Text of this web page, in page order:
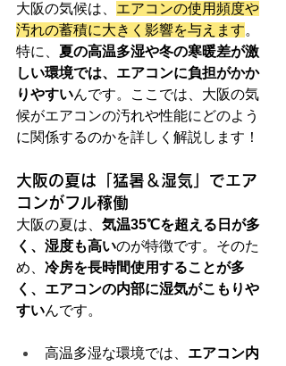
大阪の気候は、 エアコンの使用頻度や
汚れの蓄積に大きく影響を与えます。
特に、 夏の高温多湿や冬の寒暖差が激
しい環境では、エアコンに負担がかか
りやすいんです。ここでは、大阪の気
候がエアコンの汚れや性能にどのよう
に関係するのかを詳しく解説します！
大阪の夏は「猛暑＆湿気」でエア
コンがフル稼働
大阪の夏は、 気温35℃を超える日が多
く、湿度も高いのが特徴です。そのた
め、 冷房を長時間使用することが多
く、エアコンの内部に湿気がこもりや
すいんです。
高温多湿な環境では、 エアコン内